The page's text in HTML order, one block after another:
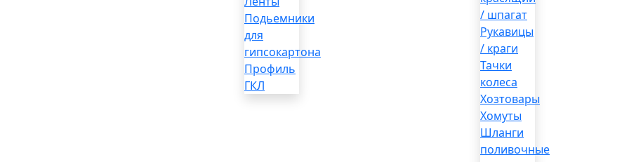
Подьемники
для
гипсокартона
Профиль
ГКЛ
/ шпагат
Рукавицы
/ краги
Тачки
колеса
Хозтовары
Хомуты
Шланги
поливочные